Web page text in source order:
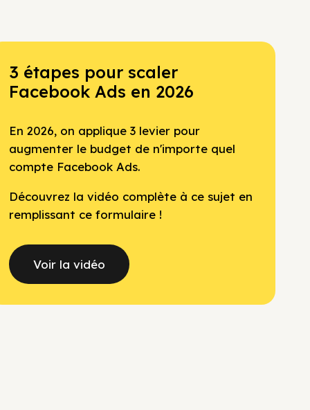
3 étapes pour scaler
Facebook Ads en 2026
En 2026, on applique 3 levier pour
augmenter le budget de n'importe quel
compte Facebook Ads.
Découvrez la vidéo complète à ce sujet en
remplissant ce formulaire !
Voir la vidéo